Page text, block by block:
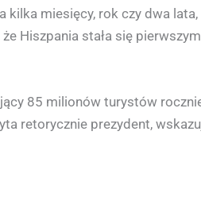
miesięcy, rok czy dwa
Hiszpania stała się
85 milionów turystów
retorycznie prezydent,